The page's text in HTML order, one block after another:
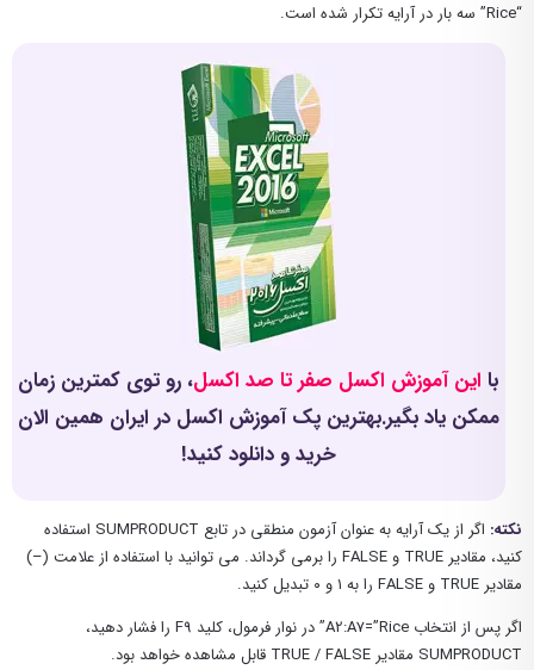
“Rice” سه بار در آرایه تکرار شده است.
با این آموزش اکسل صفر تا صد اکسل، رو توی کمترین زمان
ممکن یاد بگیر.بهترین پک آموزش اکسل در ایران همین الان
خرید و دانلود کنید!
نکته:
اگر از یک آرایه به عنوان آزمون منطقی در تابع SUMPRODUCT استفاده
کنید، مقادیر TRUE و FALSE را برمی گرداند. می توانید با استفاده از علامت (–)
مقادیر TRUE و FALSE را به ۱ و ۰ تبدیل کنید.
اگر پس از انتخاب A2:A7=”Rice” در نوار فرمول، کلید F9 را فشار دهید،
SUMPRODUCT مقادیر TRUE / FALSE قابل مشاهده خواهد بود.